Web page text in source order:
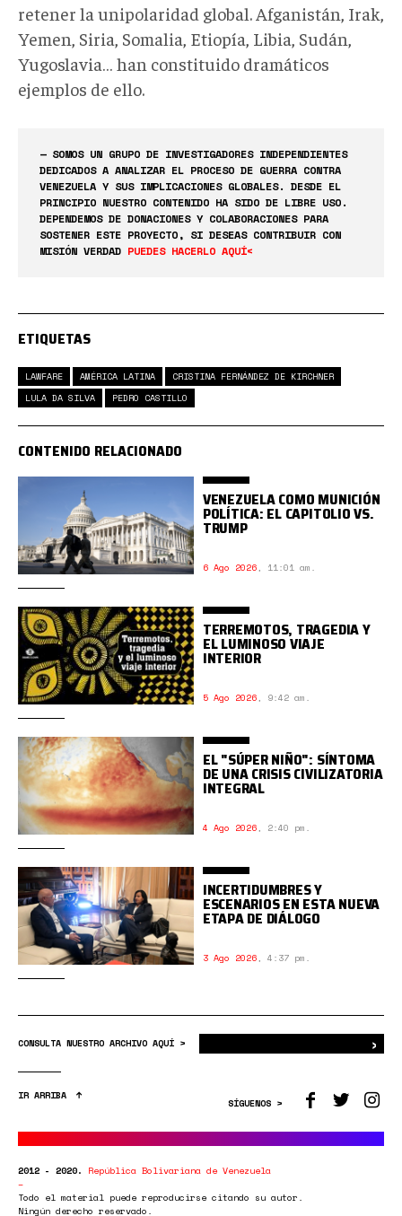
retener la unipolaridad global. Afganistán, Irak,
Yemen, Siria, Somalia, Etiopía, Libia, Sudán,
Yugoslavia… han constituido dramáticos
ejemplos de ello.
— SOMOS UN GRUPO DE INVESTIGADORES INDEPENDIENTES
DEDICADOS A ANALIZAR EL PROCESO DE GUERRA CONTRA
VENEZUELA Y SUS IMPLICACIONES GLOBALES. DESDE EL
PRINCIPIO NUESTRO CONTENIDO HA SIDO DE LIBRE USO.
DEPENDEMOS DE DONACIONES Y COLABORACIONES PARA
SOSTENER ESTE PROYECTO, SI DESEAS CONTRIBUIR CON
MISIÓN VERDAD PUEDES HACERLO AQUÍ<
ETIQUETAS
LAWFARE AMÉRICA LATINA
CRISTINA FERNÁNDEZ DE KIRCHNER
LULA DA SILVA
PEDRO CASTILLO
CONTENIDO RELACIONADO
VENEZUELA COMO MUNICIÓN
POLÍTICA: EL CAPITOLIO VS.
TRUMP
6 Ago 2026, 11:01 am.
TERREMOTOS, TRAGEDIA Y
EL LUMINOSO VIAJE
INTERIOR
5 Ago 2026, 9:42 am.
EL "SÚPER NIÑO": SÍNTOMA
DE UNA CRISIS CIVILIZATORIA
INTEGRAL
4 Ago 2026, 2:40 pm.
INCERTIDUMBRES Y
ESCENARIOS EN ESTA NUEVA
ETAPA DE DIÁLOGO
3 Ago 2026, 4:37 pm.
CONSULTA NUESTRO ARCHIVO AQUÍ > ›
IR ARRIBA
SÍGUENOS >
2012 - 2020. República Bolivariana de Venezuela
Todo el material puede reproducirse citando su autor.
Ningún derecho reservado.